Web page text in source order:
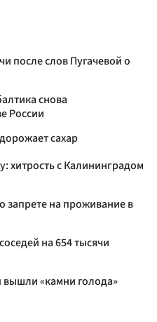
после слов Пугачевой о
снова
России
сахар
хитрость с Калининградом
запрете на проживание в
на 654 тысячи
«камни голода»